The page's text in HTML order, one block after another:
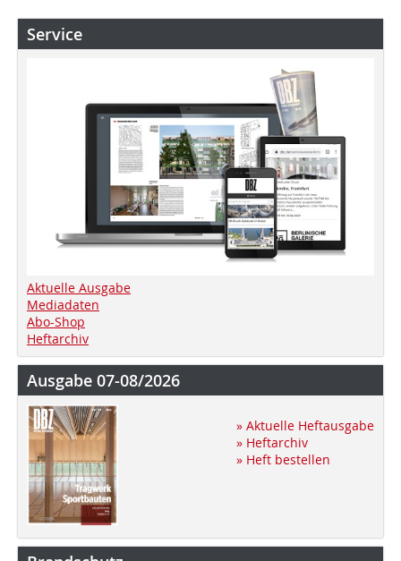
Service
Aktuelle Ausgabe
Mediadaten
Abo-Shop
Heftarchiv
Ausgabe 07-08/2026
» Aktuelle Heftausgabe
» Heftarchiv
» Heft bestellen